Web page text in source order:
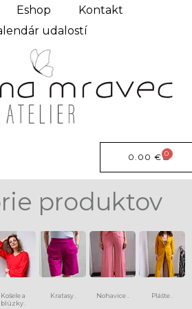
Eshop
Kontakt
udalostí
0.00 € 0
produktov
Košele a
blúzky
Kraťasy Nohavice Plášte